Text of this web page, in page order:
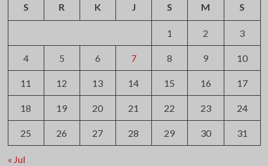
S R K J S M S
1 2 3
4 5 6 7 8 9 10
11 12 13 14 15 16 17
18 19 20 21 22 23 24
25 26 27 28 29 30 31
« Jul